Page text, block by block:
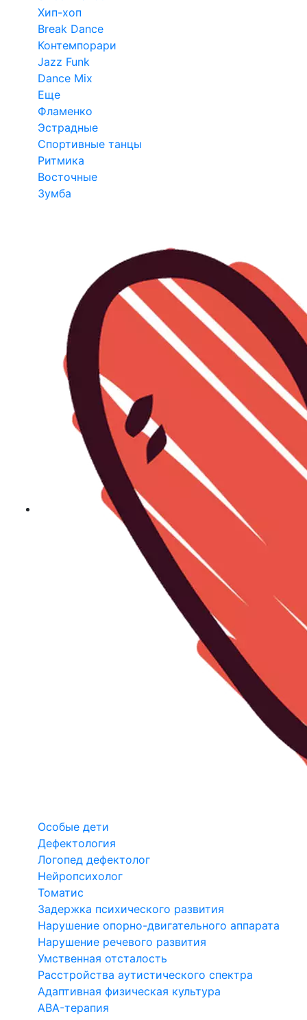
Хип-хоп
Break Dance
Контемпорари
Jazz Funk
Dance Mix
Еще
Фламенко
Эстрадные
Спортивные танцы
Ритмика
Восточные
Зумба
Особые дети
Дефектология
Логопед дефектолог
Нейропсихолог
Томатис
Задержка психического развития
Нарушение опорно-двигательного аппарата
Нарушение речевого развития
Умственная отсталость
Расстройства аутистического спектра
Адаптивная физическая культура
ABA-терапия